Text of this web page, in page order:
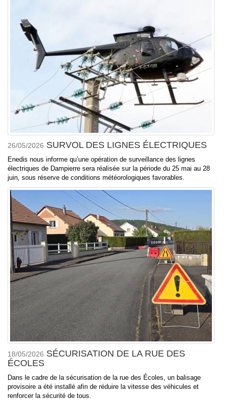
26/05/2026 SURVOL DES LIGNES ÉLECTRIQUES
Enedis nous informe qu’une opération de surveillance des lignes
électriques de Dampierre sera réalisée sur la période du 25 mai au 28
juin, sous réserve de conditions météorologiques favorables.
18/05/2026 SÉCURISATION DE LA RUE DES
ÉCOLES
Dans le cadre de la sécurisation de la rue des Écoles, un balisage
provisoire a été installé afin de réduire la vitesse des véhicules et
renforcer la sécurité de tous.